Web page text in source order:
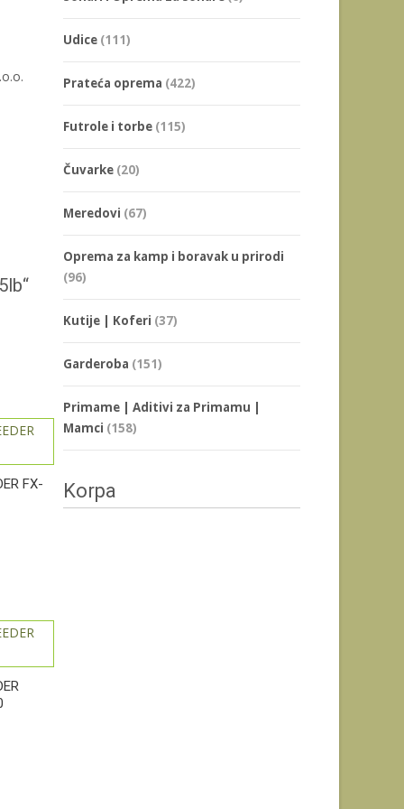
FX-
Udice (111)
Prateća oprema (422)
Futrole i torbe (115)
Čuvarke (20)
Meredovi (67)
Oprema za kamp i boravak u prirodi
(96)
Kutije | Koferi (37)
Garderoba (151)
Primame | Aditivi za Primamu |
Mamci (158)
Korpa